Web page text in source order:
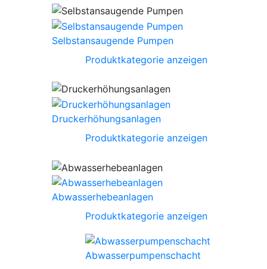
Selbstansaugende Pumpen
Produktkategorie anzeigen
Druckerhöhungsanlagen
Produktkategorie anzeigen
Abwasserhebeanlagen
Produktkategorie anzeigen
Abwasserpumpenschacht